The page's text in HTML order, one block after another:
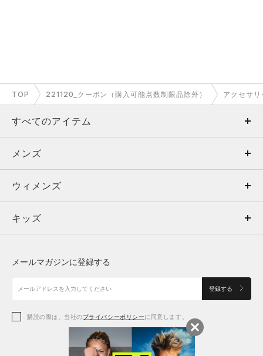
TOP 221120_クーポン（購入可能点数制限品除外） アクセサリ
すべてのアイテム
メンズ
ウィメンズ
キッズ
アクセサリー
メンズ
トップス
ボトムス
アクセサリー
ウィメンズ
トップス
シューズ
アクセサリー
キッズ
シューズ
メールマガジンに登録する
登録する
購読の際は、当社のプライバシーポリシーに同意します。